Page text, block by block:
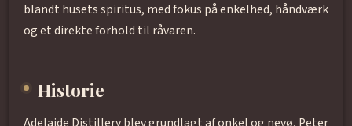
blandt husets spiritus, med fokus på enkelhed, håndværk
og et direkte forhold til råvaren.
Historie